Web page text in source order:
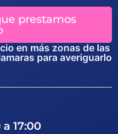
prestamos
en más zonas de las
para averiguarlo
17:00